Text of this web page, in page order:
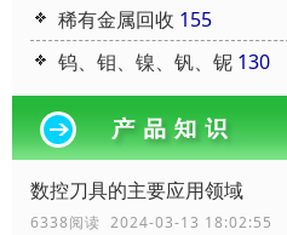
稀有金属回收 155
钨、钼、镍、钒、铌 130
数控刀具的主要应用领域
6338阅读 2024-03-13 18:02:55